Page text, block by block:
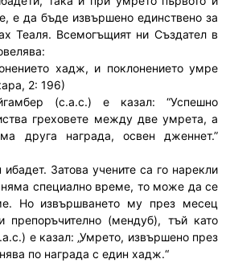
е да бъде извършено единствено за
Теаля. Всемогъщият ни Създател в
хадж, и поклонението умре
2: 196)
(с.а.с.) е казал: “Успешно
греховете между две умрета, а
друга награда, освен дженнет.”
Затова учените са го нарекли
няма специално време, то може да се
Но извършването му през месец
препоръчително (мендуб), тъй като
е казал: „Умрето, извършено през
по награда с един хадж.“